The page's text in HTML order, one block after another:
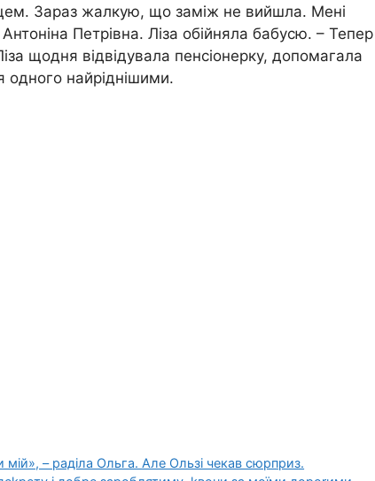
Зараз жалкую, що замiж не вийшла. Мені
Петрівна. Ліза обійняла бабусю. – Тепер
щодня відвідувала пенсіонерку, допомагала
одного найріднішими.
мій», – раділа Ольга. Але Ользі чекав сюрприз.